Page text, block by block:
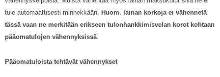
tule automaattisesti minnekkään. Huom. lainan korkoja ei vähennetä
tässä vaan ne merkitään erikseen tulonhankkimisvelan korot kohtaan
pääomatulojen vähennyksissä.
Pääomatuloista tehtävät vähennykset